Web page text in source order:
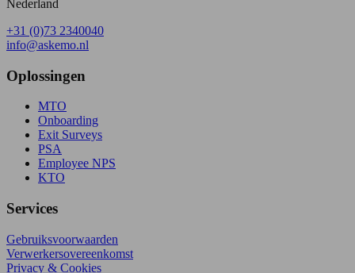
Nederland
+31 (0)73 2340040
info@askemo.nl
Oplossingen
MTO
Onboarding
Exit Surveys
PSA
Employee NPS
KTO
Services
Gebruiksvoorwaarden
Verwerkersovereenkomst
Privacy & Cookies